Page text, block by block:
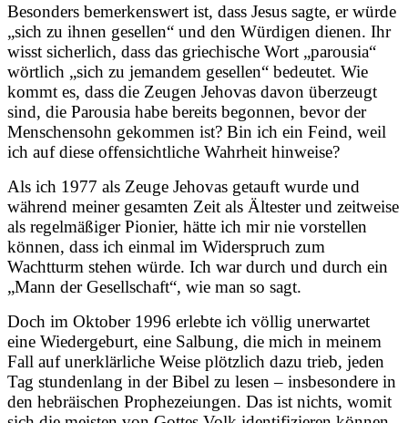
Besonders bemerkenswert ist, dass Jesus sagte, er würde
„sich zu ihnen gesellen“ und den Würdigen dienen. Ihr
wisst sicherlich, dass das griechische Wort „parousia“
wörtlich „sich zu jemandem gesellen“ bedeutet. Wie
kommt es, dass die Zeugen Jehovas davon überzeugt
sind, die Parousia habe bereits begonnen, bevor der
Menschensohn gekommen ist? Bin ich ein Feind, weil
ich auf diese offensichtliche Wahrheit hinweise?
Als ich 1977 als Zeuge Jehovas getauft wurde und
während meiner gesamten Zeit als Ältester und zeitweise
als regelmäßiger Pionier, hätte ich mir nie vorstellen
können, dass ich einmal im Widerspruch zum
Wachtturm stehen würde. Ich war durch und durch ein
„Mann der Gesellschaft“, wie man so sagt.
Doch im Oktober 1996 erlebte ich völlig unerwartet
eine Wiedergeburt, eine Salbung, die mich in meinem
Fall auf unerklärliche Weise plötzlich dazu trieb, jeden
Tag stundenlang in der Bibel zu lesen – insbesondere in
den hebräischen Prophezeiungen. Das ist nichts, womit